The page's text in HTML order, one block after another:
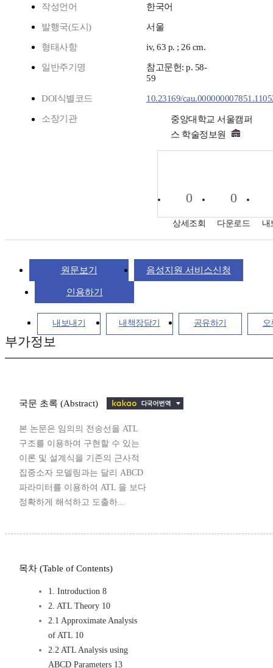
작성언어 한국어
발행국(도시) 서울
형태사항 iv, 63 p. ; 26 cm.
일반주기명
참고문헌: p. 58-
59
DOI식별코드 10.23169/
소장기관
중앙대학교 서울캠퍼
스 학술정보원
0
상세조회
0
다운로드 내
원문보기 음성지원 서비스신청
인용하기
내보내기 내책장담기 공유하기 오
부가정보
국문 초록 (Abstract)
본 논문은 임의의 전송선을 ATL
구조를 이용하여 구현할 수 있는
이론 및 설계식을 기존의 근사적
집중소자 모델링과는 달리 ABCD
파라미터를 이용하여 ATL 을 보다
정확하게 해석하고 도출하...
목차 (Table of Contents)
1. Introduction 8
2. ATL Theory 10
2.1 Approximate Analysis
of ATL 10
2.2 ATL Analysis using
ABCD Parameters 13